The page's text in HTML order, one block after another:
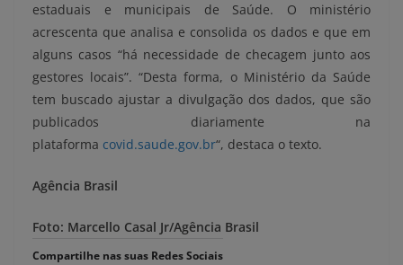
estaduais e municipais de Saúde. O ministério
acrescenta que analisa e consolida os dados e que em
alguns casos “há necessidade de checagem junto aos
gestores locais”. “Desta forma, o Ministério da Saúde
tem buscado ajustar a divulgação dos dados, que são
publicados diariamente na
plataforma covid.saude.gov.br“, destaca o texto.
Agência Brasil
Foto: Marcello Casal Jr/Agência Brasil
Compartilhe nas suas Redes Sociais